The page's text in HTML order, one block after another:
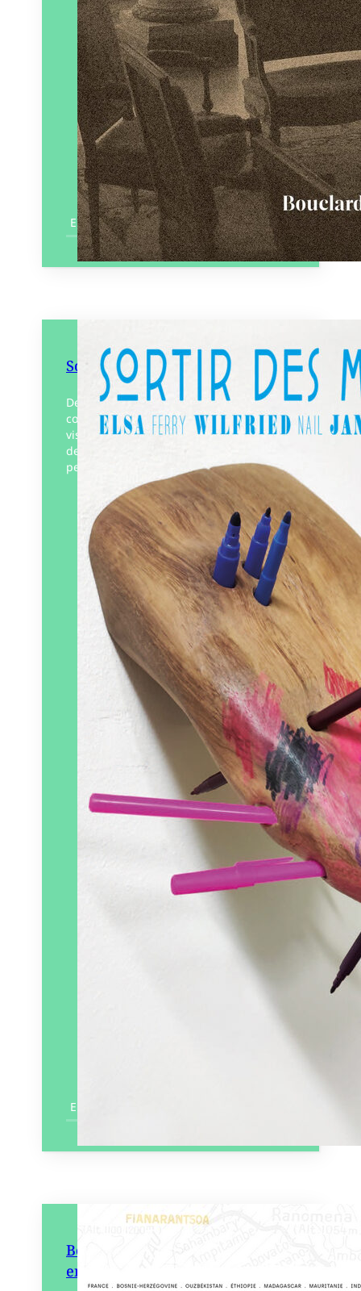
En savoir plus
Sortir des monologues
Des frontières troubles et des langages
combinés, un livre écrit par 4 artistes
visuels. La plupart des textes de Sortir
des monologues font partie de
performances, de mises…
Éditeur : Solarium
Paru le01/09/2025
En savoir plus
Bouts du monde 61 – Voyages
en train